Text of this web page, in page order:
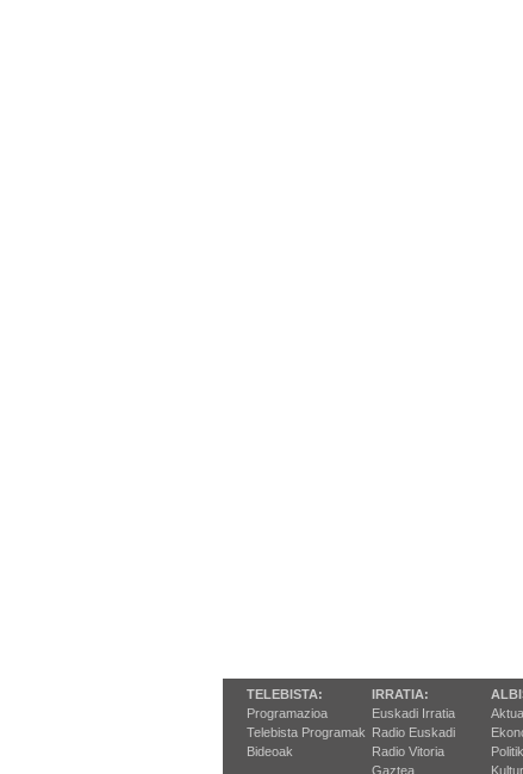
TELEBISTA:
Programazioa
Telebista Programak
Bideoak
IRRATIA:
Euskadi Irratia
Radio Euskadi
Radio Vitoria
Gaztea